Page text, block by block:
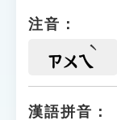
遊戲專區
注音：
ㄗㄨㄟ
漢語拼音：